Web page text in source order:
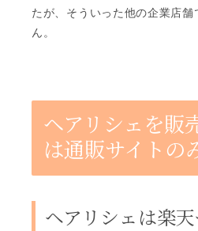
たが、そういった他の企業店
ん。
ヘアリシェを販
は通販サイトの
ヘアリシェは楽